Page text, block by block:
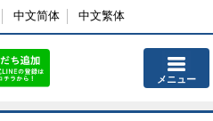
中文简体 中文繁体
メニュー